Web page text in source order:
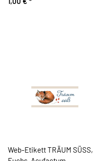
Web-Etikett TRÄUM SÜSS,